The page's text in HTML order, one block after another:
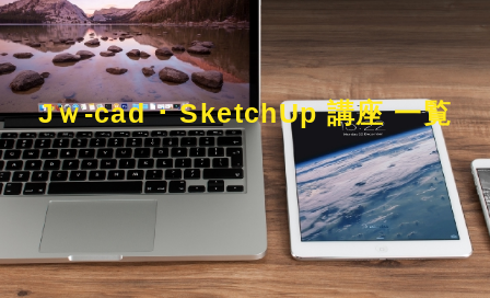
Jｗ-cad ･ SketchUp 講座 一覧